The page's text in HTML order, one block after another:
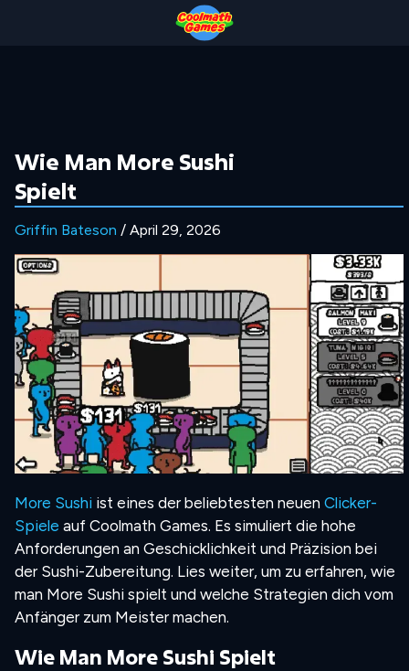
Wie Man More Sushi
Spielt
Griffin Bateson / April 29, 2026
More Sushi ist eines der beliebtesten neuen Clicker-
Spiele auf Coolmath Games. Es simuliert die hohe
Anforderungen an Geschicklichkeit und Präzision bei
der Sushi-Zubereitung. Lies weiter, um zu erfahren, wie
man More Sushi spielt und welche Strategien dich vom
Anfänger zum Meister machen.
Wie Man More Sushi Spielt